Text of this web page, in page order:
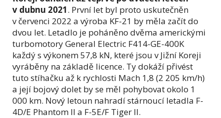
v dubnu 2021. První let byl proto uskutečněn
v červenci 2022 a výroba KF-21 by měla začít do
dvou let. Letadlo je poháněno dvěma americkými
turbomotory General Electric F414-GE-400K
každý s výkonem 57,8 kN, které jsou v Jižní Koreji
vyráběny na základě licence. Ty dokáží přivést
tuto stíhačku až k rychlosti Mach 1,8 (2 205 km/h)
a její bojový dolet by se měl pohybovat okolo 1
000 km. Nový letoun nahradí stárnoucí letadla F-
4D/E Phantom II a F-5E/F Tiger II.